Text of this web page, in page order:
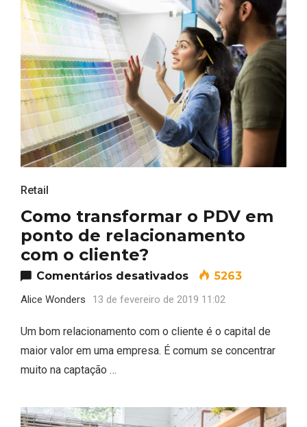
Retail
Como transformar o PDV em
ponto de relacionamento
com o cliente?
Comentários desativadosem Como
5263
Alice Wonders 13 de fevereiro de 2019 11:02
Um bom relacionamento com o cliente é o capital de
maior valor em uma empresa. É comum se concentrar
muito na captação …